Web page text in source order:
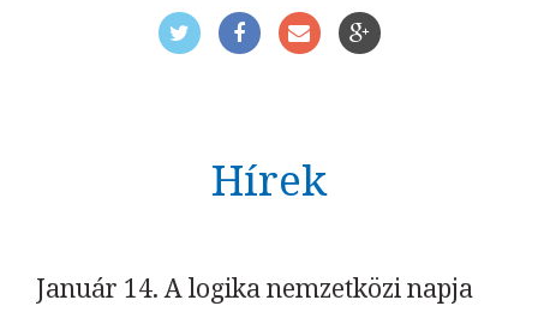
Hírek
Január 14. A logika nemzetközi napja